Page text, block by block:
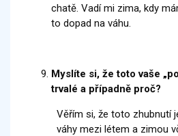
chatě. Vadí mi zima, kdy
to dopad na váhu.
Myslíte si, že toto vaše
trvalé a případně proč?
Věřím si, že toto zhubnutí
váhy mezi létem a zimou